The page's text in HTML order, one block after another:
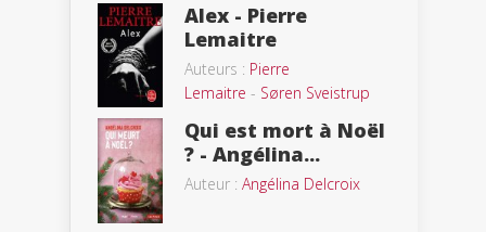
Alex - Pierre
Lemaitre
Auteurs : Pierre
Lemaitre - Søren Sveistrup
Qui est mort à Noël
? - Angélina...
Auteur : Angélina Delcroix